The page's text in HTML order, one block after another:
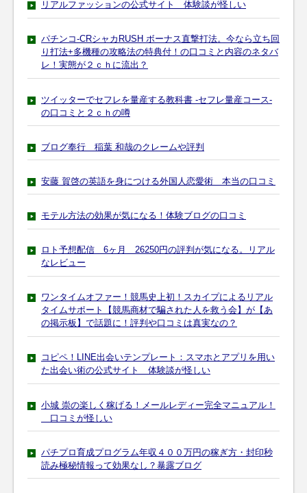
リアルファッションの公式サイト 体験談が怪しい
パチンコ-CRシャカRUSH ボーナス直撃打法。今なら立ち回
り打法+多機種の攻略法の特典付！の口コミと内容のネタバ
レ！実態が２ｃｈに流出？
ツイッターでセフレを量産する教科書 -セフレ量産コース-
の口コミと２ｃｈの噂
ブログ奉行 稲葉 和哉のクレームや評判
安藤 賀啓の英語を身につける外国人恋愛術 本当の口コミ
モテル方法の効果が気になる！体験ブログの口コミ
ロト予想配信 6ヶ月 26250円の評判が気になる。リアル
なレビュー
ワンタイムオファー！競馬史上初！スカイプによるリアル
タイムサポート【競馬商材で騙された人を救う会】が【あ
の掲示板】で話題に！評判や口コミは真実なの？
コピペ！LINE出会いテンプレート：スマホとアプリを用い
た出会い術の公式サイト 体験談が怪しい
小城 崇の楽しく稼げる！メールレディー完全マニュアル！
口コミが怪しい
パチプロ育成プログラム年収４００万円の稼ぎ方・封印秒
読み極秘情報って効果なし？暴露ブログ